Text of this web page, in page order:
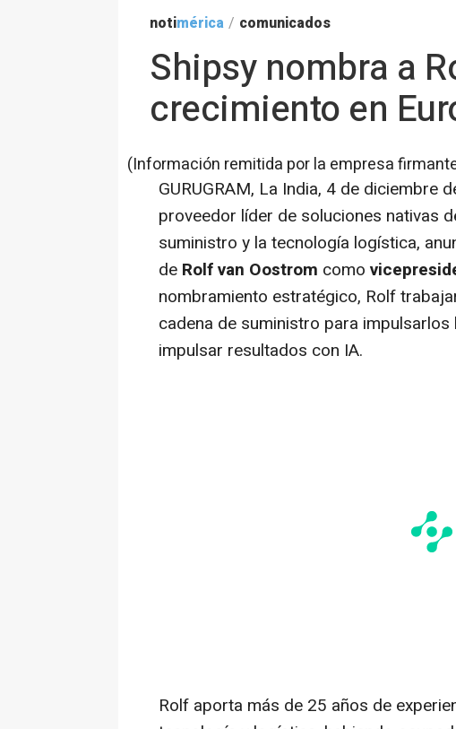
notimérica / comunicados
Shipsy nombra a
crecimiento en
(Información remitida por la empresa
GURUGRAM, La India, 4 de diciembre
proveedor líder de soluciones nativas
suministro y la tecnología logística,
de Rolf van Oostrom como
nombramiento estratégico, Rolf
cadena de suministro para
impulsar resultados con IA.
Rolf aporta más de 25 años de